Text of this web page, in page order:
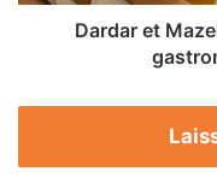
Dardar et